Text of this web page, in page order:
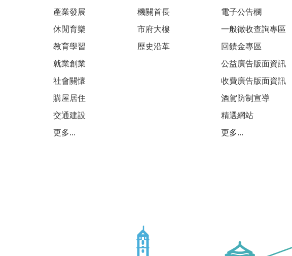
產業發展
休閒育樂
教育學習
就業創業
社會關懷
購屋居住
交通建設
更多...
機關首長
市府大樓
歷史沿革
電子公告欄
一般徵收查詢專區
回饋金專區
公益廣告版面資訊
收費廣告版面資訊
酒駕防制宣導
精選網站
更多...